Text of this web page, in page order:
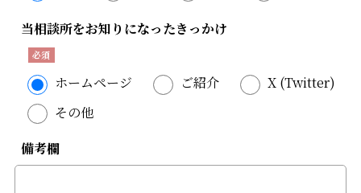
当相談所をお知りになったきっかけ
ホームページ ご紹介
X (Twitter)
その他
備考欄